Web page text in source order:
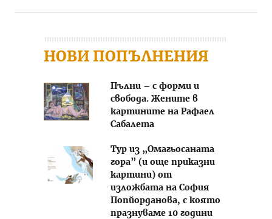
НОВИ ПОПЪЛНЕНИЯ
Пълни – с форми и
свобода. Жените в
картините на Рафаел
Сабалета
Тур из „Омагьосаната
гора” (и още приказни
картини) от
изложбата на София
Попйорданова, с която
празнуваме 10 години